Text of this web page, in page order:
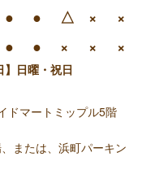
● ● △ ×
×
● ● × × ×
日曜・祝日
ドマートミップル5階
または、浜町パーキン